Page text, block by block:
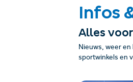
Infos
Alles
Nieuws, weer
sportwinkels en